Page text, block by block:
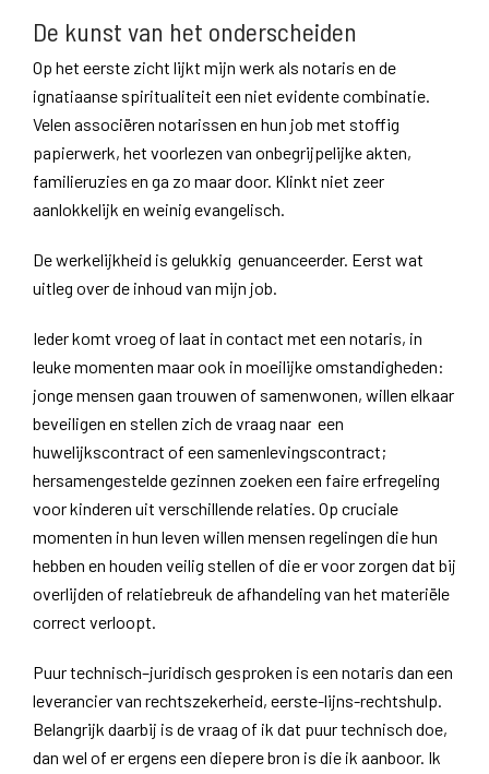
De kunst van het onderscheiden
Op het eerste zicht lijkt mijn werk als notaris en de
ignatiaanse spiritualiteit een niet evidente combinatie.
Velen associëren notarissen en hun job met stoffig
papierwerk, het voorlezen van onbegrijpelijke akten,
familieruzies en ga zo maar door. Klinkt niet zeer
aanlokkelijk en weinig evangelisch.
De werkelijkheid is gelukkig genuanceerder. Eerst wat
uitleg over de inhoud van mijn job.
Ieder komt vroeg of laat in contact met een notaris, in
leuke momenten maar ook in moeilijke omstandigheden:
jonge mensen gaan trouwen of samenwonen, willen elkaar
beveiligen en stellen zich de vraag naar een
huwelijkscontract of een samenlevingscontract;
hersamengestelde gezinnen zoeken een faire erfregeling
voor kinderen uit verschillende relaties. Op cruciale
momenten in hun leven willen mensen regelingen die hun
hebben en houden veilig stellen of die er voor zorgen dat bij
overlijden of relatiebreuk de afhandeling van het materiële
correct verloopt.
Puur technisch–juridisch gesproken is een notaris dan een
leverancier van rechtszekerheid, eerste-lijns-rechtshulp.
Belangrijk daarbij is de vraag of ik dat puur technisch doe,
dan wel of er ergens een diepere bron is die ik aanboor. Ik